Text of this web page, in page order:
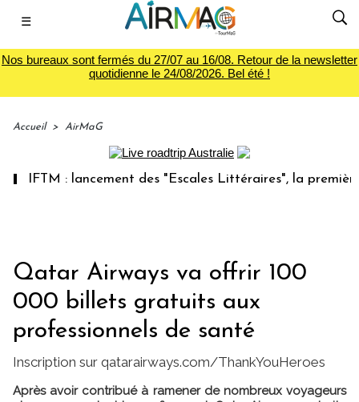
☰
Nos bureaux sont fermés du 27/07 au 16/08. Retour de la newsletter
quotidienne le 24/08/2026. Bel été !
Accueil > AirMaG
: lancement des "Escales Littéraires", la première
Qatar Airways va offrir 100
000 billets gratuits aux
professionnels de santé
Inscription sur qatarairways.com/ThankYouHeroes
Après avoir contribué à ramener de nombreux voyageurs